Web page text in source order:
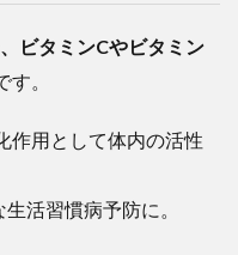
ビタミンCやビタミン
す。
作用として体内の活性
活習慣病予防に。